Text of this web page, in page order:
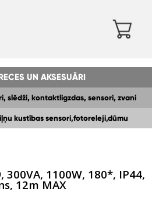
UN AKSESUĀRI
slēdži, kontaktligzdas, sensori, zvani
kustības sensori,fotoreleji,dūmu
300VA, 1100W, 180*, IP44,
12m MAX